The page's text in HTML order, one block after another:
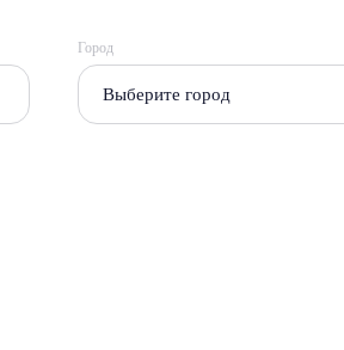
Город
Выберите город